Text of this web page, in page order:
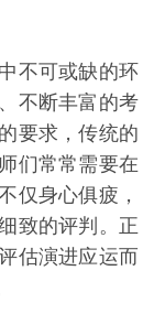
不可或缺的环
不断丰富的考
要求，传统的
们常常需要在
仅身心俱疲，
致的评判。正
估演进应运而